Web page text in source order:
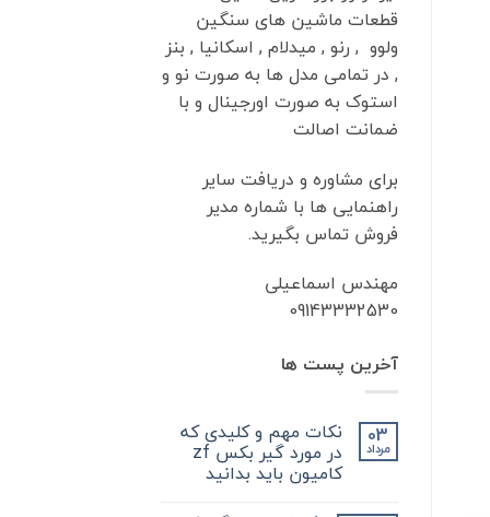
قطعات ماشین های سنگین
ولوو , رنو , میدلام , اسکانیا , بنز
, در تمامی مدل ها به صورت نو و
استوک به صورت اورجینال و با
ضمانت اصالت
برای مشاوره و دریافت سایر
راهنمایی ها با شماره مدیر
فروش تماس بگیرید.
مهندس اسماعیلی
09143332530
آخرین پست ها
03
مرداد
نکات مهم و کلیدی که
در مورد گیر بکس zf
کامیون باید بدانید
دیدگاهی